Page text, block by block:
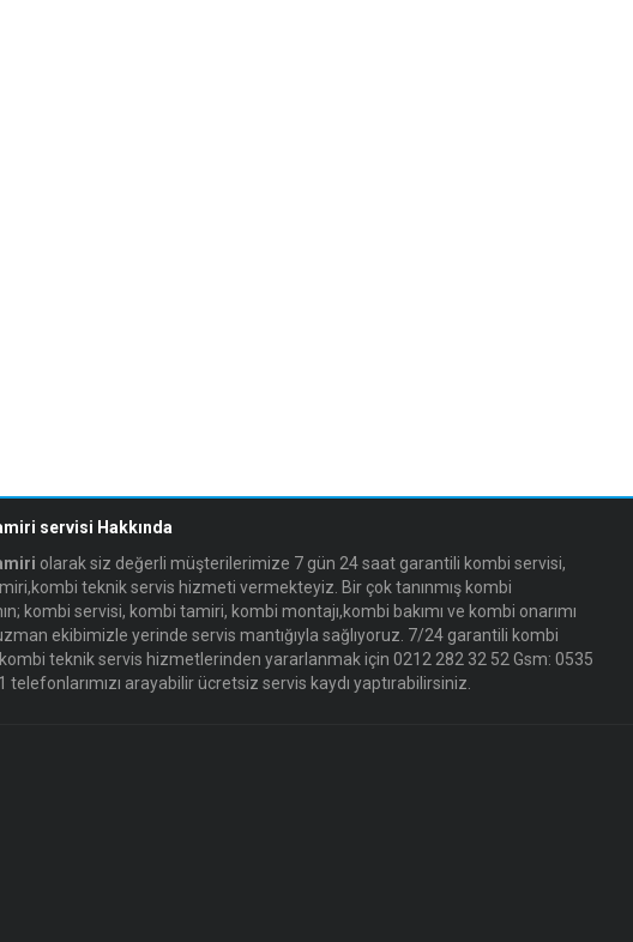
servisi Hakkında
olarak siz değerli müşterilerimize 7 gün 24 saat garantili kombi servisi,
teknik servis hizmeti vermekteyiz. Bir çok tanınmış kombi
kombi servisi, kombi tamiri, kombi montajı,kombi bakımı ve kombi onarımı
ekibimizle yerinde servis mantığıyla sağlıyoruz. 7/24 garantili kombi
teknik servis hizmetlerinden yararlanmak için 0212 282 32 52 Gsm: 0535
telefonlarımızı arayabilir ücretsiz servis kaydı yaptırabilirsiniz.